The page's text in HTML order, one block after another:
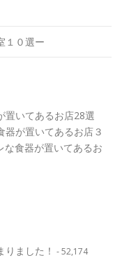
１０選ー
いてあるお店28選
が置いてあるお店３
食器が置いてあるお
ました！ - 52,174